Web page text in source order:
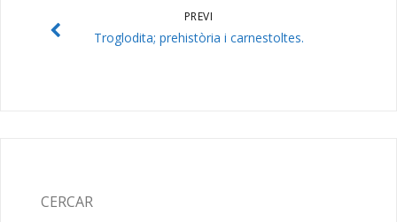
PREVI
Troglodita; prehistòria i carnestoltes.
CERCAR